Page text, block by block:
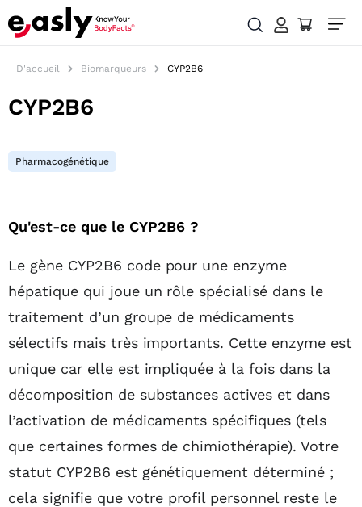
D'accueil Biomarqueurs CYP2B6
CYP2B6
Pharmacogénétique
Qu'est-ce que le CYP2B6 ?
Le gène CYP2B6 code pour une enzyme
hépatique qui joue un rôle spécialisé dans le
traitement d’un groupe de médicaments
sélectifs mais très importants. Cette enzyme est
unique car elle est impliquée à la fois dans la
décomposition de substances actives et dans
l’activation de médicaments spécifiques (tels
que certaines formes de chimiothérapie). Votre
statut CYP2B6 est génétiquement déterminé ;
cela signifie que votre profil personnel reste le